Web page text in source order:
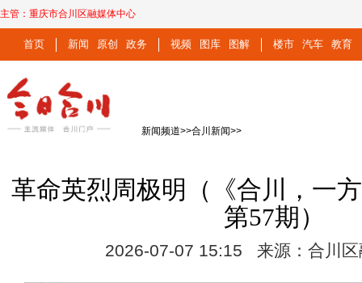
主管： 重庆市合川区融媒体中心
首页 新闻 原创 政务 视频 图库 图解 楼市 汽车 教育
新闻频道>>合川新闻>>
革命英烈周极明（《合川，一
第57期）
2026-07-07 15:15 来源：合川区